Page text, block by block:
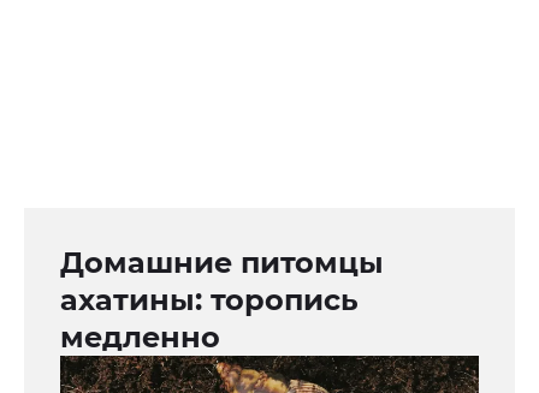
Домашние питомцы
ахатины: торопись
медленно